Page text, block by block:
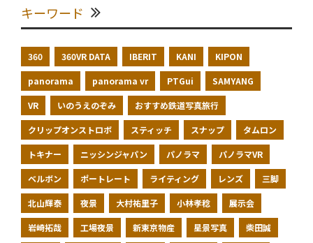
キーワード
360 360VR DATA IBERIT KANI KIPON
panorama panorama vr PTGui SAMYANG
VR いのうえのぞみ おすすめ鉄道写真旅行
クリップオンストロボ スティッチ スナップ タムロン
トキナー ニッシンジャパン パノラマ パノラマVR
ベルボン ポートレート ライティング レンズ 三脚
北山輝泰 夜景 大村祐里子 小林孝稔 展示会
岩崎拓哉 工場夜景 新東京物産 星景写真 柴田誠